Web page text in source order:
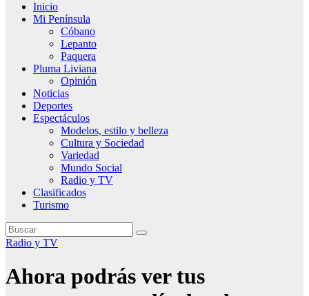
Inicio
Mi Península
Cóbano
Lepanto
Paquera
Pluma Liviana
Opinión
Noticias
Deportes
Espectáculos
Modelos, estilo y belleza
Cultura y Sociedad
Variedad
Mundo Social
Radio y TV
Clasificados
Turismo
Radio y TV
Ahora podrás ver tus